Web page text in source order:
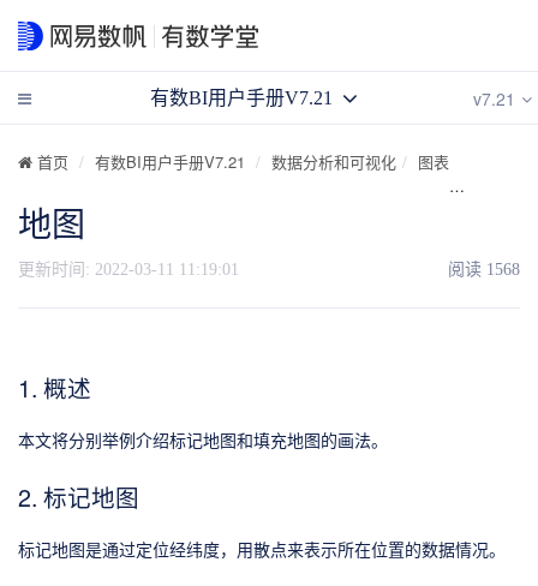
首页 有数BI用户手册V7.21 数据分析和可视化 图表
地图
更新时间: 2022-03-11 11:19:01 阅读 1568
1. 概述
本文将分别举例介绍标记地图和填充地图的画法。
2. 标记地图
标记地图是通过定位经纬度，用散点来表示所在位置的数据情况。
有数BI用户手册V7.21 v7.21